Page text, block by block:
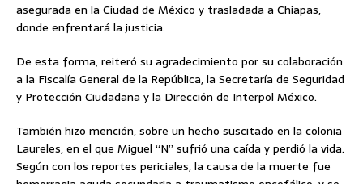
asegurada en la Ciudad de México y trasladada a Chiapas,
donde enfrentará la justicia.
De esta forma, reiteró su agradecimiento por su colaboración
a la Fiscalía General de la República, la Secretaría de Seguridad
y Protección Ciudadana y la Dirección de Interpol México.
También hizo mención, sobre un hecho suscitado en la colonia
Laureles, en el que Miguel “N” sufrió una caída y perdió la vida.
Según con los reportes periciales, la causa de la muerte fue